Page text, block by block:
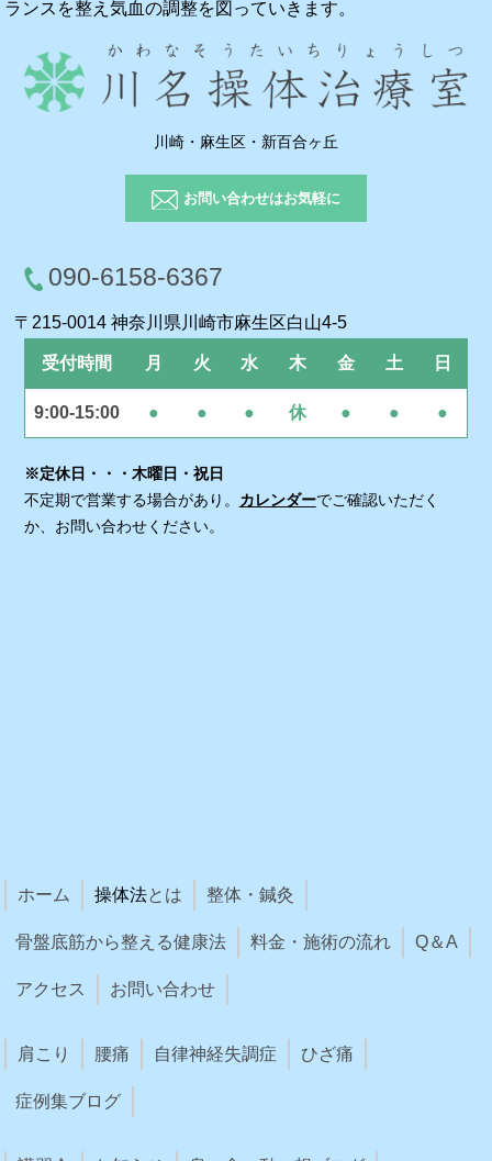
ランスを整え気血の調整を図っていきます。
川崎・麻生区・新百合ヶ丘
お問い合わせはお気軽に
090-6158-6367
〒215-0014 神奈川県川崎市麻生区白山4-5
受付時間 月 火 水 木 金 土 日
9:00-15:00 ● ● ● 休 ● ● ●
※定休日・・・木曜日・祝日
不定期で営業する場合があり。 カレンダーでご確認いただく
か、お問い合わせください。
ホーム 操体法とは 整体・鍼灸
骨盤底筋から整える健康法 料金・施術の流れ Q＆A
アクセス お問い合わせ
肩こり 腰痛 自律神経失調症 ひざ痛
症例集ブログ